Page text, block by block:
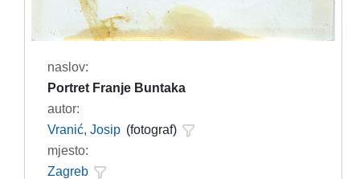
naslov:
Portret Franje Buntaka
autor:
Vranić, Josip (fotograf)
mjesto:
Zagreb